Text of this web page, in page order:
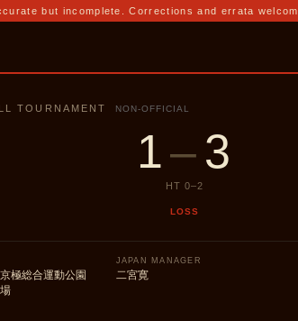
but incomplete. Corrections and errata
TOURNAMENT NON-OFFICIAL
1–3
HT 0–2
LOSS
極総合運動公園
JAPAN MANAGER
二宮寛